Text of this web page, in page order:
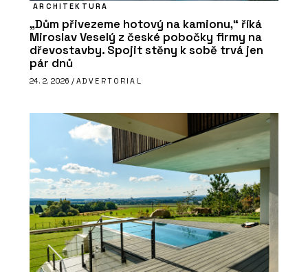
ARCHITEKTURA
„Dům přivezeme hotový na kamionu,“ říká
Miroslav Veselý z české pobočky firmy na
dřevostavby. Spojit stěny k sobě trvá jen
pár dnů
24. 2. 2026 / ADVERTORIAL